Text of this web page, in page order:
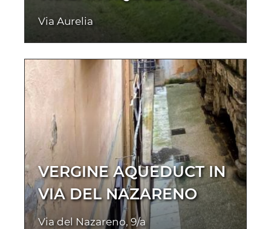
Via Aurelia
VERGINE AQUEDUCT IN
VIA DEL NAZARENO
Via del Nazareno, 9/a